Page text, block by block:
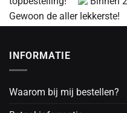
Gewoon de aller lekkerste!
INFORMATIE
Waarom bij mij bestellen?